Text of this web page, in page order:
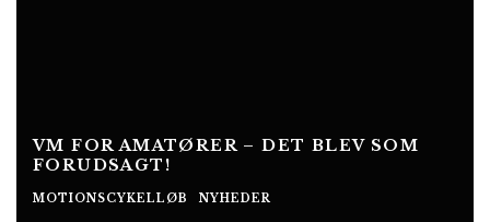
VM FOR AMATØRER – DET BLEV SOM
FORUDSAGT!
MOTIONSCYKELLØB NYHEDER